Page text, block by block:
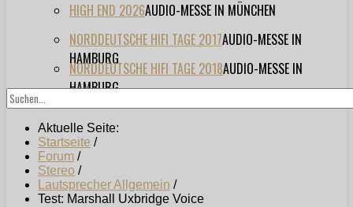
HIGH END 2026AUDIO-MESSE IN MÜNCHEN
NORDDEUTSCHE HIFI TAGE 2017AUDIO-MESSE IN
HAMBURG
NORDDEUTSCHE HIFI TAGE 2018AUDIO-MESSE IN
HAMBURG
Aktuelle Seite:
Startseite /
Forum /
Stereo /
Lautsprecher Allgemein /
Test: Marshall Uxbridge Voice